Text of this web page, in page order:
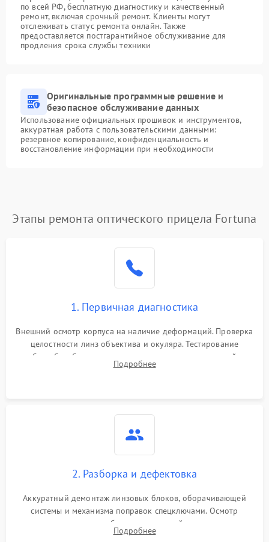
по всей РФ, бесплатную диагностику и качественный
ремонт, включая срочный ремонт. Клиенты могут
отслеживать статус ремонта онлайн. Также
предоставляется постгарантийное обслуживание для
продления срока службы техники
Оригинальные программные решение и
безопасное обслуживание данных
Использование официальных прошивок и инструментов,
аккуратная работа с пользовательскими данными:
резервное копирование, конфиденциальность и
восстановление информации при необходимости
Этапы ремонта оптического прицела Fortuna
1. Первичная диагностика
Внешний осмотр корпуса на наличие деформаций. Проверка
целостности линз объектива и окуляра. Тестирование
работы барабанчиков ввода поправок, кольца отстройки
параллакса и зума. Выявление сколов, внутренних
Подробнее
2. Разборка и дефектовка
Аккуратный демонтаж линзовых блоков, оборачивающей
системы и механизма поправок спецключами. Осмотр
внутренних резьбовых соединений, пружин и
уплотнительных колец. Поиск причин люфта, смещения
Подробнее